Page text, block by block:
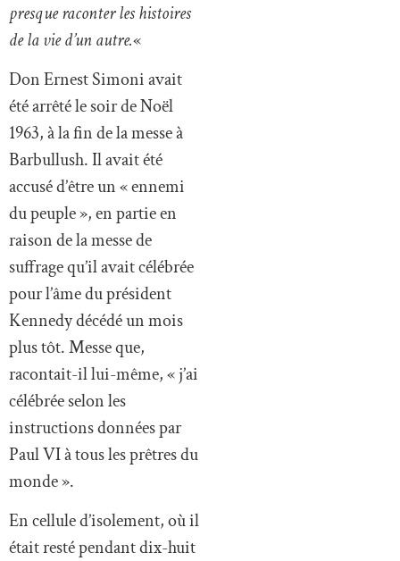
presque raconter les histoires
de la vie d’un autre.«
Don Ernest Simoni avait
été arrêté le soir de Noël
1963, à la fin de la messe à
Barbullush. Il avait été
accusé d’être un « ennemi
du peuple », en partie en
raison de la messe de
suffrage qu’il avait célébrée
pour l’âme du président
Kennedy décédé un mois
plus tôt. Messe que,
racontait-il lui-même, « j’ai
célébrée selon les
instructions données par
Paul VI à tous les prêtres du
monde ».
En cellule d’isolement, où il
était resté pendant dix-huit